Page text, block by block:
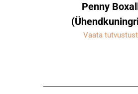
Penny
Vaata tutvustust